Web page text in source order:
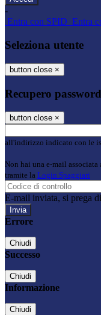
-
Entra con SPID Entra
Seleziona utente
button close ×
Recupero password
button close ×
all'indirizzo indicato con le
Non hai una e-mail
tramite la Login Spaggiari
E-mail inviata, si prega
Errore
Chiudi
Successo
Chiudi
Informazione
Chiudi